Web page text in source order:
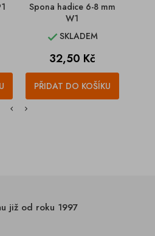
Spona hadice 6-8 mm
W1
SKLADEM
Cena
32,50 Kč
PŘIDAT DO KOŠÍKU
již od roku 1997